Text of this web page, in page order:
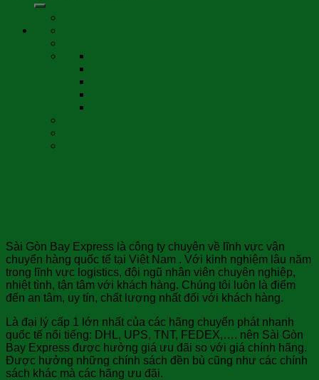
Sài Gòn Bay Express là công ty chuyên về lĩnh vực vận
chuyển hàng quốc tế tại Việt Nam . Với kinh nghiệm lâu năm
trong lĩnh vực logistics, đội ngũ nhân viên chuyên nghiệp,
nhiệt tình, tận tâm với khách hàng. Chúng tôi luôn là điểm
đến an tâm, uy tín, chất lượng nhất đối với khách hàng.
Là đại lý cấp 1 lớn nhất của các hãng chuyển phát nhanh
quốc tế nổi tiếng: DHL, UPS, TNT, FEDEX,…. nên Sài Gòn
Bay Express được hưởng giá ưu đãi so với giá chính hãng.
Được hưởng những chính sách đền bù cũng như các chính
sách khác mà các hãng ưu đãi.